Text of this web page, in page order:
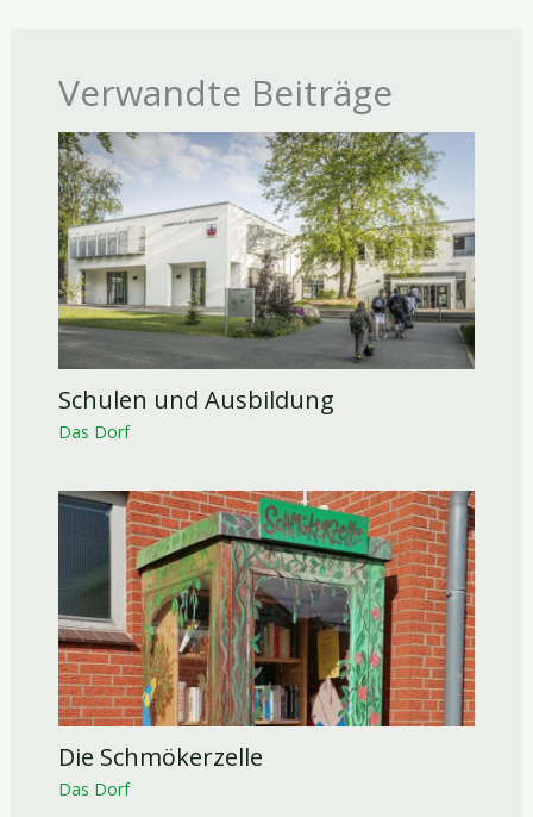
Verwandte Beiträge
Schulen und Ausbildung
Das Dorf
Die Schmökerzelle
Das Dorf